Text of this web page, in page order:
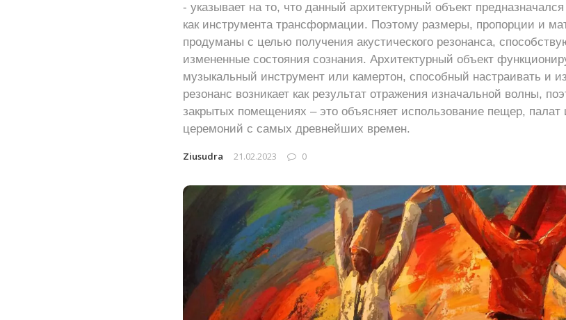
- указывает на то, что данный архитектурный объект
как инструмента трансформации. Поэтому размеры, пропорции и
продуманы с целью получения акустического резонанса,
измененные состояния сознания. Архитектурный объект
музыкальный инструмент или камертон, способный настраивать и
резонанс возникает как результат отражения изначальной волны,
закрытых помещениях – это объясняет использование пещер,
церемоний с самых древнейших времен.
Ziusudra 21.02.2023 0